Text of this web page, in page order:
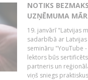
NOTIKS
UZŅĒMUMA
19. janvārī "Latvijas
sadarbībā ar
semināru "YouTube
lektors būs
partneris un
viņš sniegs